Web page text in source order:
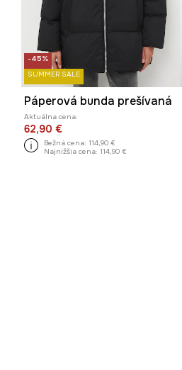
-45%
SUMMER SALE
Páperová bunda prešívaná
Aktuálna cena:
62,90 €
Bežná cena: 114,90 €
Najnižšia cena: 114,90 €